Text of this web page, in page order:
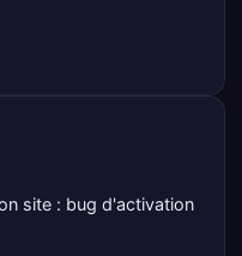
site : bug d'activation